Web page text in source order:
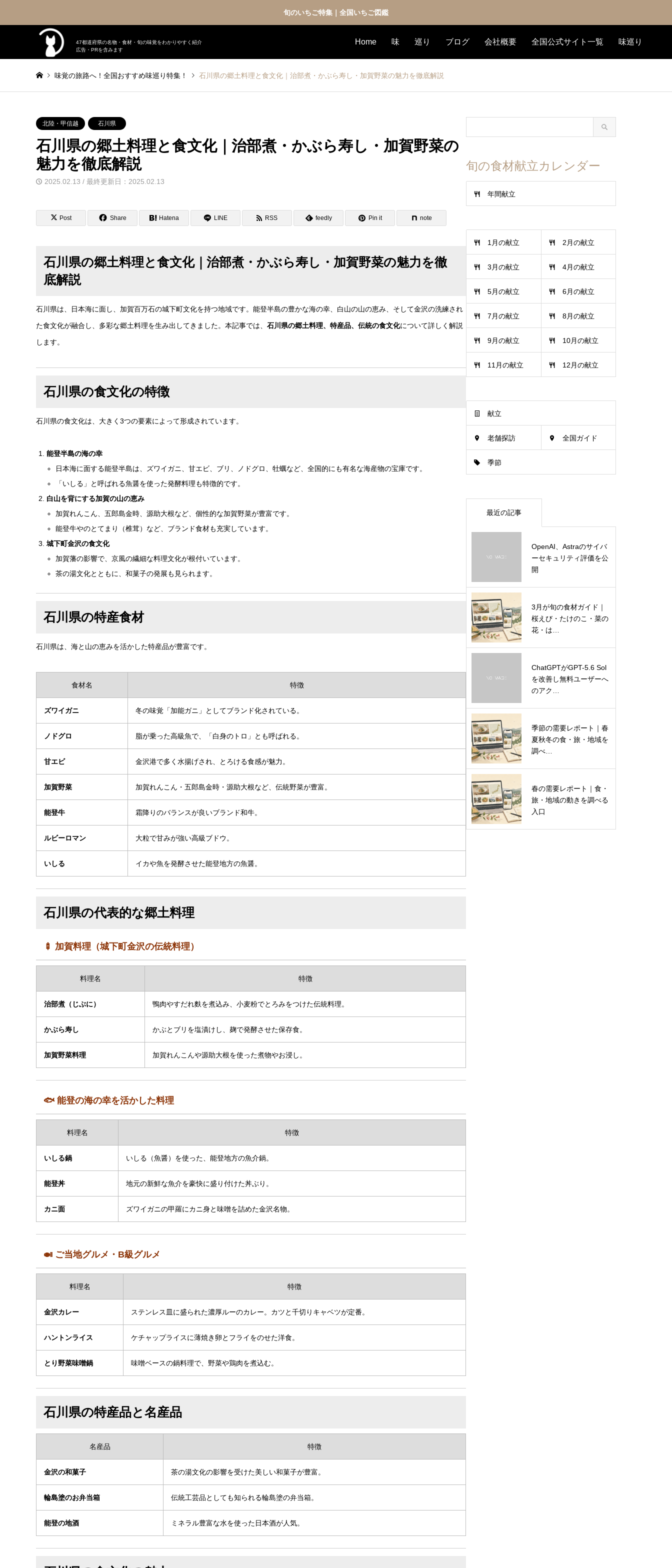
旬のいちご特集｜全国いちご図鑑
47都道府県の名物・食材・旬の味覚をわかりやすく紹介
広告・PRを含みます
Home 味 巡り ブログ 会社概要 全国公式サイト一覧 味巡り
味覚の旅路へ！全国おすすめ味巡り特集！ 石川県の郷土料理と食文化｜治部煮・かぶら寿し・加賀野菜の魅力を徹底解説
北陸・甲信越 石川県
石川県の郷土料理と食文化｜治部煮・かぶら寿し・加賀野菜の
魅力を徹底解説
2025.02.13 / 最終更新日：2025.02.13
Post Share Hatena LINE RSS feedly Pin it note
石川県の郷土料理と食文化｜治部煮・かぶら寿し・加賀野菜の魅力を徹
底解説
石川県は、日本海に面し、加賀百万石の城下町文化を持つ地域です。能登半島の豊かな海の幸、白山の山の恵み、そして金沢の洗練され
た食文化が融合し、多彩な郷土料理を生み出してきました。本記事では、 石川県の郷土料理、特産品、伝統の食文化について詳しく解説
します。
石川県の食文化の特徴
石川県の食文化は、大きく3つの要素によって形成されています。
能登半島の海の幸
日本海に面する能登半島は、ズワイガニ、甘エビ、ブリ、ノドグロ、牡蠣など、全国的にも有名な海産物の宝庫です。
「いしる」と呼ばれる魚醤を使った発酵料理も特徴的です。
白山を背にする加賀の山の恵み
加賀れんこん、五郎島金時、源助大根など、個性的な加賀野菜が豊富です。
能登牛やのとてまり（椎茸）など、ブランド食材も充実しています。
城下町金沢の食文化
加賀藩の影響で、京風の繊細な料理文化が根付いています。
茶の湯文化とともに、和菓子の発展も見られます。
石川県の特産食材
石川県は、海と山の恵みを活かした特産品が豊富です。
食材名 特徴
ズワイガニ 冬の味覚「加能ガニ」としてブランド化されている。
ノドグロ 脂が乗った高級魚で、「白身のトロ」とも呼ばれる。
甘エビ 金沢港で多く水揚げされ、とろける食感が魅力。
加賀野菜 加賀れんこん・五郎島金時・源助大根など、伝統野菜が豊富。
能登牛 霜降りのバランスが良いブランド和牛。
ルビーロマン 大粒で甘みが強い高級ブドウ。
いしる イカや魚を発酵させた能登地方の魚醤。
石川県の代表的な郷土料理
🍢 加賀料理（城下町金沢の伝統料理）
料理名 特徴
治部煮（じぶに） 鴨肉やすだれ麩を煮込み、小麦粉でとろみをつけた伝統料理。
かぶら寿し かぶとブリを塩漬けし、麹で発酵させた保存食。
加賀野菜料理 加賀れんこんや源助大根を使った煮物やお浸し。
🐟 能登の海の幸を活かした料理
料理名 特徴
いしる鍋 いしる（魚醤）を使った、能登地方の魚介鍋。
能登丼 地元の新鮮な魚介を豪快に盛り付けた丼ぶり。
カニ面 ズワイガニの甲羅にカニ身と味噌を詰めた金沢名物。
🍛 ご当地グルメ・B級グルメ
料理名 特徴
金沢カレー ステンレス皿に盛られた濃厚ルーのカレー。カツと千切りキャベツが定番。
ハントンライス ケチャップライスに薄焼き卵とフライをのせた洋食。
とり野菜味噌鍋 味噌ベースの鍋料理で、野菜や鶏肉を煮込む。
石川県の特産品と名産品
名産品 特徴
金沢の和菓子 茶の湯文化の影響を受けた美しい和菓子が豊富。
輪島塗のお弁当箱 伝統工芸品としても知られる輪島塗の弁当箱。
能登の地酒 ミネラル豊富な水を使った日本酒が人気。
旬の食材献立カレンダー
年間献立
1月の献立 2月の献立
3月の献立 4月の献立
5月の献立 6月の献立
7月の献立 8月の献立
9月の献立 10月の献立
11月の献立 12月の献立
献立
老舗探訪 全国ガイド
季節
最近の記事
OpenAI、Astraのサイバ
ーセキュリティ評価を公
開
3月が旬の食材ガイド｜
桜えび・たけのこ・菜の
花・は…
ChatGPTがGPT-5.6 Sol
を改善し無料ユーザーへ
のアク…
季節の需要レポート｜春
夏秋冬の食・旅・地域を
調べ…
春の需要レポート｜食・
旅・地域の動きを調べる
入口